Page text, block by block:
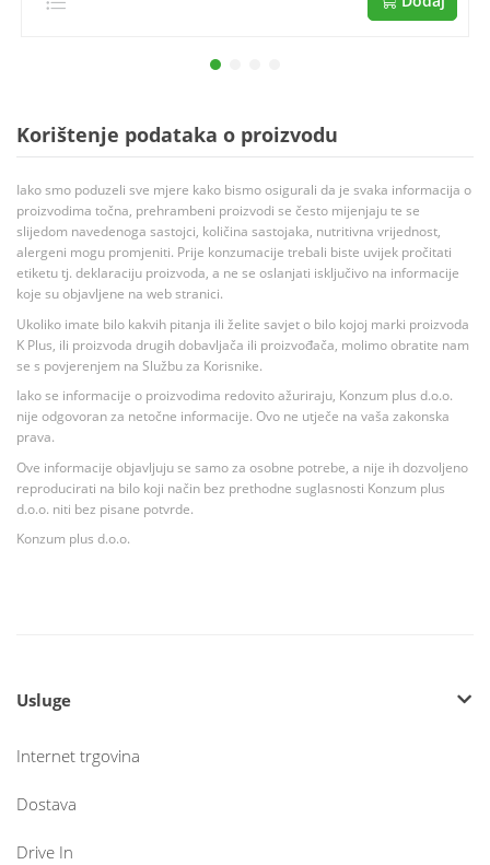
Korištenje podataka o proizvodu
Iako smo poduzeli sve mjere kako bismo osigurali da je svaka informacija o
proizvodima točna, prehrambeni proizvodi se često mijenjaju te se
slijedom navedenoga sastojci, količina sastojaka, nutritivna vrijednost,
alergeni mogu promjeniti. Prije konzumacije trebali biste uvijek pročitati
etiketu tj. deklaraciju proizvoda, a ne se oslanjati isključivo na informacije
koje su objavljene na web stranici.
Ukoliko imate bilo kakvih pitanja ili želite savjet o bilo kojoj marki proizvoda
K Plus, ili proizvoda drugih dobavljača ili proizvođača, molimo obratite nam
se s povjerenjem na Službu za Korisnike.
Iako se informacije o proizvodima redovito ažuriraju, Konzum plus d.o.o.
nije odgovoran za netočne informacije. Ovo ne utječe na vaša zakonska
prava.
Ove informacije objavljuju se samo za osobne potrebe, a nije ih dozvoljeno
reproducirati na bilo koji način bez prethodne suglasnosti Konzum plus
d.o.o. niti bez pisane potvrde.
Konzum plus d.o.o.
Usluge
Internet trgovina
Dostava
Drive In